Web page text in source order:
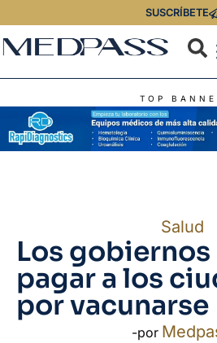
SUSCRÍBETE
TOP
Salud
Los
pagar a los
por vacunarse
-por